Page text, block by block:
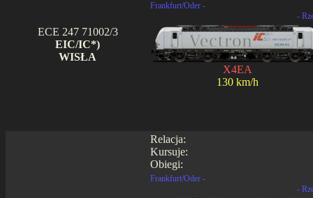
ECE 247 71002/3
EIC/IC*)
WISŁA
Frankfurt/Oder -
-
X4EA
130 km/h
Relacja:
Kursuje:
Obiegi:
Frankfurt/Oder -
-